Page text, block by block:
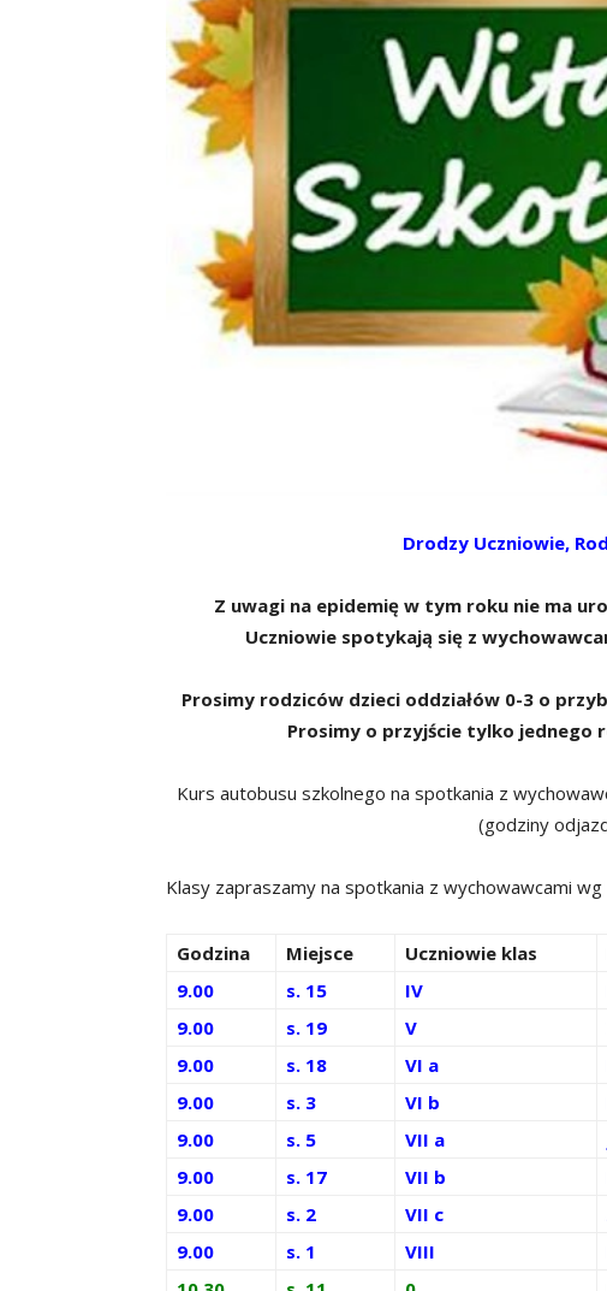
Drodzy Uczniowie,
Z uwagi na epidemię w tym roku nie ma
Uczniowie spotykają się z
Prosimy rodziców dzieci oddziałów 0-3 o
Prosimy o przyjście tylko jednego
Kurs autobusu szkolnego na spotkania z
(godziny
Klasy zapraszamy na spotkania z wychowawcami
Godzina Miejsce Uczniowie klas
9.00
s. 15 IV
9.00
s. 19 V
9.00
s. 18 VI a
9.00
s. 3 VI b
9.00
s. 5 VII a
9.00
s. 17 VII b
9.00
s. 2 VII c
9.00
s. 1 VIII